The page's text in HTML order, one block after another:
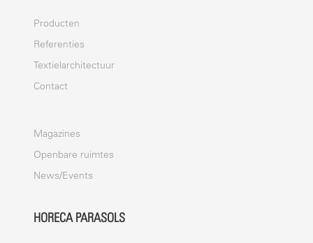
Producten
Referenties
Textielarchitectuur
Contact
Magazines
Openbare ruimtes
News/Events
HORECA PARASOLS